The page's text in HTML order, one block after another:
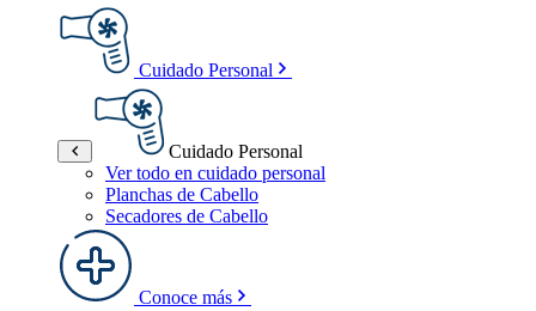
Cuidado Personal
Cuidado Personal
Ver todo en cuidado personal
Planchas de Cabello
Secadores de Cabello
Conoce más